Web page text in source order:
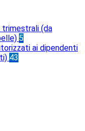
trimestrali (da
5
ai dipendenti
43